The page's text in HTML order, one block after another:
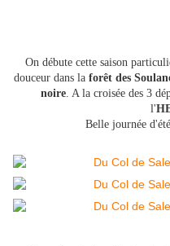
On débute cette saison
douceur dans la forêt des
noire. A la croisée des 3
l'
Belle journée